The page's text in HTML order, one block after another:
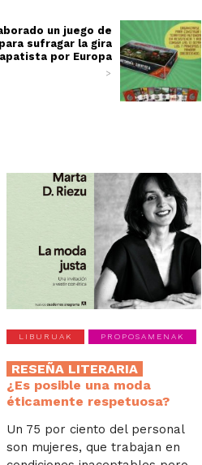
un juego de
sufragar la gira
por Europa
>
LIBURUAK PROPOSAMENAK
RESEÑA LITERARIA
¿Es posible una moda
éticamente respetuosa?
Un 75 por ciento del personal
son mujeres, que trabajan en